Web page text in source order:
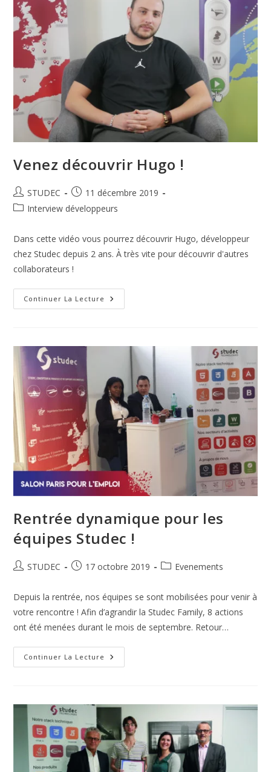
Venez découvrir Hugo !
STUDEC
11 décembre 2019
Interview développeurs
Dans cette vidéo vous pourrez découvrir Hugo, développeur
chez Studec depuis 2 ans. À très vite pour découvrir d'autres
collaborateurs !
Continuer La Lecture
Rentrée dynamique pour les
équipes Studec !
STUDEC 17 octobre 2019 Evenements
Depuis la rentrée, nos équipes se sont mobilisées pour venir à
votre rencontre ! Afin d’agrandir la Studec Family, 8 actions
ont été menées durant le mois de septembre. Retour…
Continuer La Lecture